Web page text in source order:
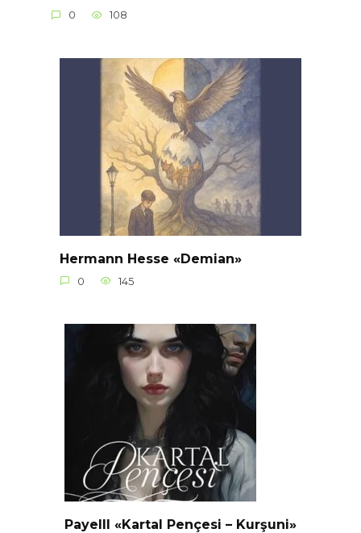
0 108
Hermann Hesse «Demian»
0 145
Payelll «Kartal Pençesi – Kurşuni»